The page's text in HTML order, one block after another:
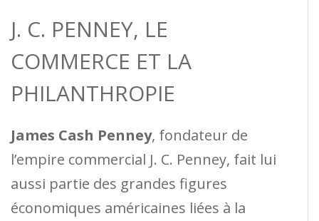
J. C. PENNEY, LE
COMMERCE ET LA
PHILANTHROPIE
James Cash Penney, fondateur de
l’empire commercial J. C. Penney, fait lui
aussi partie des grandes figures
économiques américaines liées à la